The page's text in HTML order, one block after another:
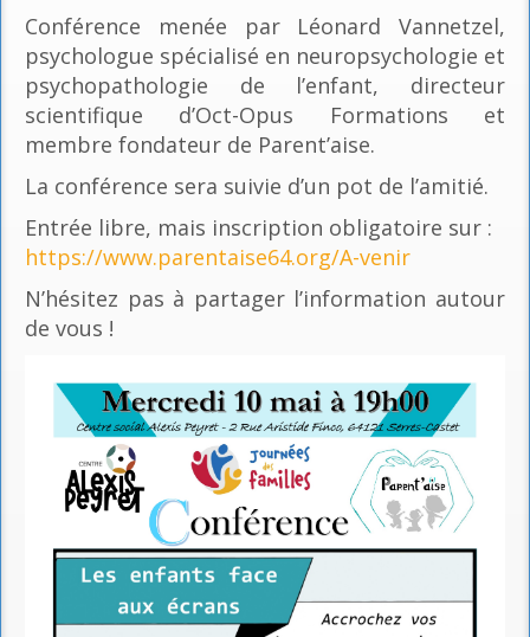
Conférence menée par Léonard Vannetzel,
psychologue spécialisé en neuropsychologie et
psychopathologie de l’enfant, directeur
scientifique d’Oct-Opus Formations et
membre fondateur de Parent’aise.
La conférence sera suivie d’un pot de l’amitié.
Entrée libre, mais inscription obligatoire sur :
https://www.parentaise64.org/A-venir
N’hésitez pas à partager l’information autour
de vous !